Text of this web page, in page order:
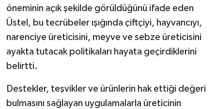
öneminin açık şekilde görüldüğünü ifade eden
Üstel, bu tecrübeler ışığında çiftçiyi, hayvancıyı,
narenciye üreticisini, meyve ve sebze üreticisini
ayakta tutacak politikaları hayata geçirdiklerini
belirtti.
Destekler, teşvikler ve ürünlerin hak ettiği değeri
bulmasını sağlayan uygulamalarla üreticinin